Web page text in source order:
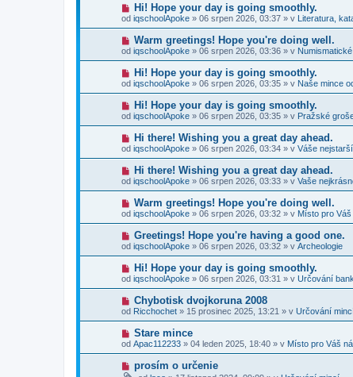
N
o
v
ý
p
ř
í
p
ě
v
e
k
Hi! Hope your day is going smoothly.
od iqschoolApoke » 06 srpen 2026, 03:37 » v Literatura,
N
o
v
ý
p
ř
í
p
ě
v
e
k
Warm greetings! Hope you're doing well.
od iqschoolApoke » 06 srpen 2026, 03:36 » v
N
o
v
ý
p
ř
í
p
ě
v
e
k
Hi! Hope your day is going smoothly.
od iqschoolApoke » 06 srpen 2026, 03:35 » v Naše mince
N
o
v
ý
p
ř
í
p
ě
v
e
k
Hi! Hope your day is going smoothly.
od iqschoolApoke » 06 srpen 2026, 03:35 » v Pražské
N
o
v
ý
p
ř
í
s
p
ě
v
e
k
Hi there! Wishing you a great day ahead.
od iqschoolApoke » 06 srpen 2026, 03:34 » v Váše
N
o
v
ý
p
ř
í
s
p
ě
v
e
k
Hi there! Wishing you a great day ahead.
od iqschoolApoke » 06 srpen 2026, 03:33 » v Vaše
N
o
v
p
ř
í
p
ě
v
e
k
Warm greetings! Hope you're doing well.
od iqschoolApoke » 06 srpen 2026, 03:32 » v Místo pro
N
o
v
ý
p
ř
í
s
p
ě
v
e
k
Greetings! Hope you're having a good one.
od iqschoolApoke » 06 srpen 2026, 03:32 » v Archeologie
N
o
v
p
ř
í
s
p
ě
e
Hi! Hope your day is going smoothly.
od iqschoolApoke » 06 srpen 2026, 03:31 » v Určování
N
o
v
ý
p
ř
í
s
p
Chybotisk dvojkoruna 2008
od Ricchochet » 15 prosinec 2025, 13:21 » v Určování
N
o
v
Stare mince
od Apac112233 » 04 leden 2025, 18:40 » v Místo pro Váš
N
o
prosím o určenie